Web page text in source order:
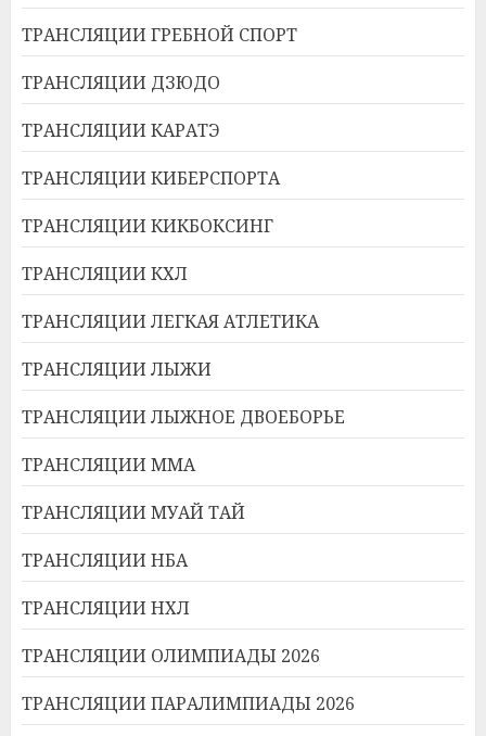
ТРАНСЛЯЦИИ ГРЕБНОЙ СПОРТ
ТРАНСЛЯЦИИ ДЗЮДО
ТРАНСЛЯЦИИ КАРАТЭ
ТРАНСЛЯЦИИ КИБЕРСПОРТА
ТРАНСЛЯЦИИ КИКБОКСИНГ
ТРАНСЛЯЦИИ КХЛ
ТРАНСЛЯЦИИ ЛЕГКАЯ АТЛЕТИКА
ТРАНСЛЯЦИИ ЛЫЖИ
ТРАНСЛЯЦИИ ЛЫЖНОЕ ДВОЕБОРЬЕ
ТРАНСЛЯЦИИ ММА
ТРАНСЛЯЦИИ МУАЙ ТАЙ
ТРАНСЛЯЦИИ НБА
ТРАНСЛЯЦИИ НХЛ
ТРАНСЛЯЦИИ ОЛИМПИАДЫ 2026
ТРАНСЛЯЦИИ ПАРАЛИМПИАДЫ 2026